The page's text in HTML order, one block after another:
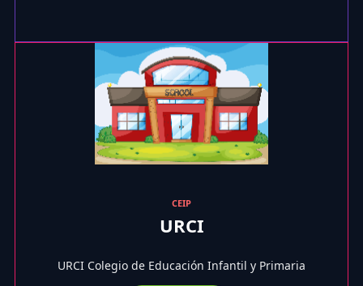
CEIP
URCI
URCI Colegio de Educación Infantil y Primaria